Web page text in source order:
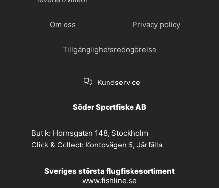
Om oss Privacy policy
Tillgänglighetsredogörelse
Kundservice
Söder Sportfiske AB
Butik: Hornsgatan 148, Stockholm
Click & Collect: Kontovägen 5, Järfälla
Sveriges största flugfiskesortiment
www.fishline.se